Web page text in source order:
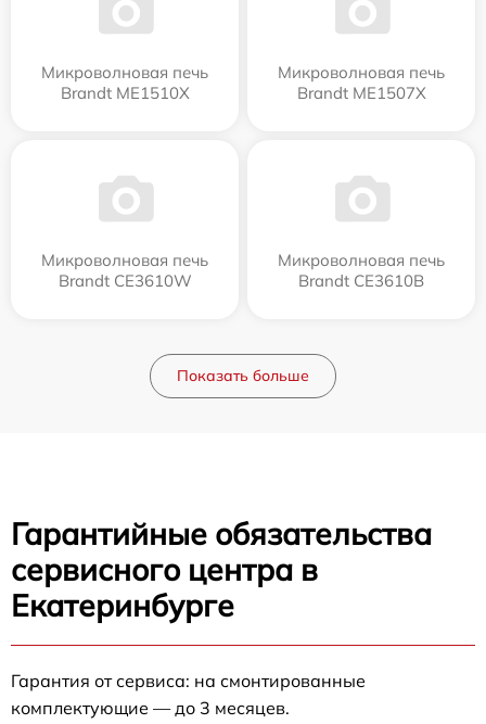
Микроволновая печь
Brandt ME1510X
Микроволновая печь
Brandt ME1507X
Микроволновая печь
Brandt CE3610W
Микроволновая печь
Brandt CE3610B
Показать больше
Гарантийные обязательства
сервисного центра в
Екатеринбурге
Гарантия от сервиса: на смонтированные
комплектующие — до 3 месяцев.